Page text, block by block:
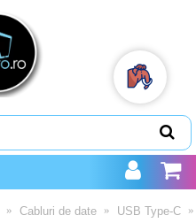
Cabluri de date USB Type-C